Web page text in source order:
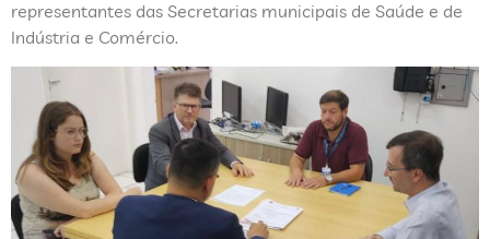
representantes das Secretarias municipais de Saúde e de
Indústria e Comércio.